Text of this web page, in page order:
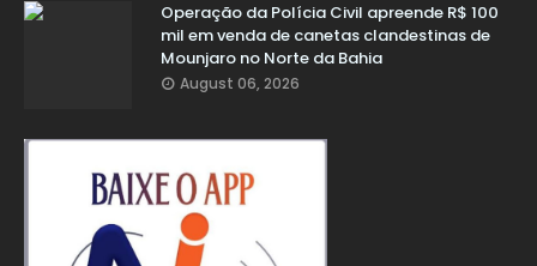
Operação da Polícia Civil apreende R$ 100
mil em venda de canetas clandestinas de
Mounjaro no Norte da Bahia
August 06, 2026